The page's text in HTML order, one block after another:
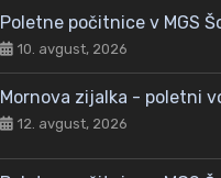
Poletne počitnice v MGS
10. avgust, 2026
Mornova zijalka - poletni
12. avgust, 2026